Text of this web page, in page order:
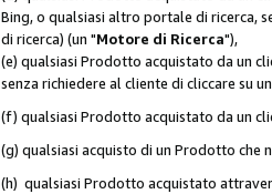
Bing, o qualsiasi altro portale di ricerca,
di ricerca) (un "Motore di Ricerca"),
(e) qualsiasi Prodotto acquistato da un
senza richiedere al cliente di cliccare su
(f) qualsiasi Prodotto acquistato da un
(g) qualsiasi acquisto di un Prodotto che
(h) qualsiasi Prodotto acquistato